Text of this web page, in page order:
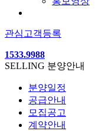
관심고객등록
1533.9988
SELLING 분양안내
분양일정
공급안내
모집공고
계약안내